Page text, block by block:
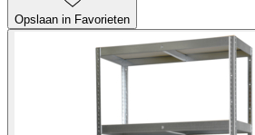
Opslaan in Favorieten